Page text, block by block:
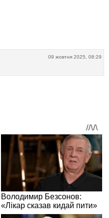
09 жовтня 2025, 08:29